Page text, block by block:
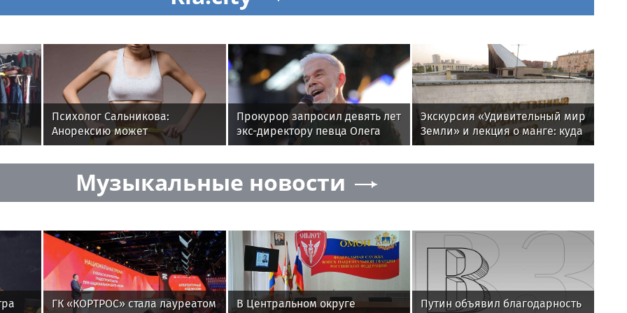
Психолог Сальникова:
Анорексию может
спровоцировать
перфекционизм
Прокурор запросил девять лет
экс-директору певца Олега
Газманова Дмитрию Царенко
Экскурсия «Удивительный мир
Земли» и лекция о манге: куда
сходить в Москве в выходные
8 и 9 августа
Музыкальные новости
ГК «КОРТРОС» стала лауреатом
В Центральном округе
Путин объявил благодарность